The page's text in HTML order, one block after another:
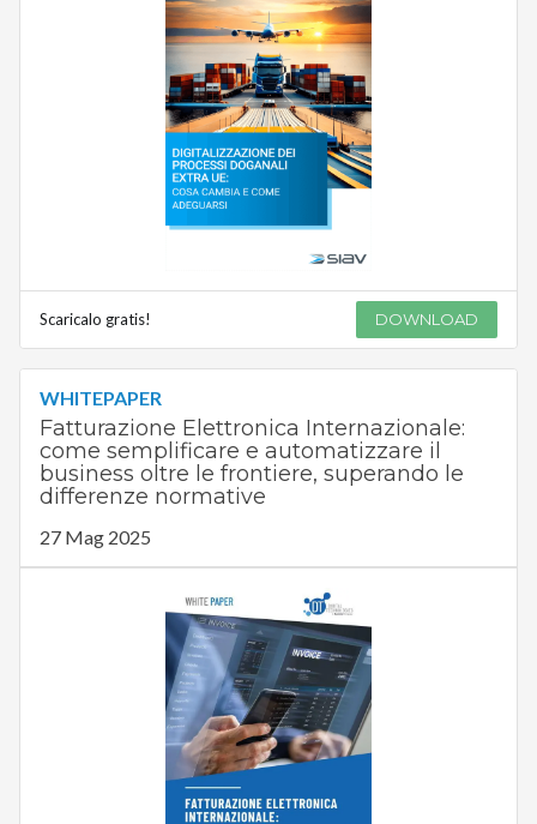
Scaricalo gratis! DOWNLOAD
WHITEPAPER
Fatturazione Elettronica Internazionale:
come semplificare e automatizzare il
business oltre le frontiere, superando le
differenze normative
27 Mag 2025